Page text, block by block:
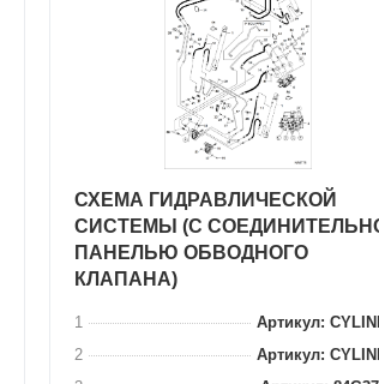
СХЕМА ГИДРАВЛИЧЕСКОЙ
СИСТЕМЫ (С
ПАНЕЛЬЮ ОБВОДНОГО
КЛАПАНА)
1
Артикул:
2
Артикул: